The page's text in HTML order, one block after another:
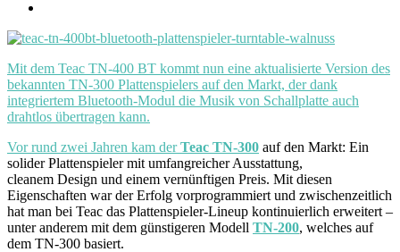
Mit dem Teac TN-400 BT kommt nun eine aktualisierte Version des
bekannten TN-300 Plattenspielers auf den Markt, der dank
integriertem Bluetooth-Modul die Musik von Schallplatte auch
drahtlos übertragen kann.
Vor rund zwei Jahren kam derTeac TN-300 auf den Markt: Ein
solider Plattenspieler mit umfangreicher Ausstattung,
cleanem Design und einem vernünftigen Preis. Mit diesen
Eigenschaften war der Erfolg vorprogrammiert und zwischenzeitlich
hat man bei Teac das Plattenspieler-Lineup kontinuierlich erweitert –
unter anderem mit dem günstigeren Modell TN-200, welches auf
dem TN-300 basiert.